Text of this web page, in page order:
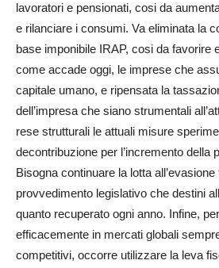
lavoratori e pensionati, cosi da
e rilanciare i consumi. Va eliminata la
base imponibile IRAP, cosi da favorire
come accade oggi, le imprese che
capitale umano, e ripensata la
dell’impresa che siano strumentali
rese strutturali le attuali misure
decontribuzione per l’incremento della
Bisogna continuare la lotta
provvedimento legislativo che destini
quanto recuperato ogni anno. Infine,
efficacemente in mercati globali
competitivi, occorre utilizzare la leva